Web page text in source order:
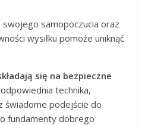
samopoczucia oraz
wysiłku pomoże uniknąć
się na bezpieczne
odpowiednia technika,
świadome podejście do
fundamenty dobrego